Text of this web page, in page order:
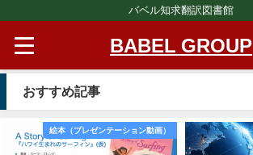
バベル知求翻訳図書館
BABEL GROUP
おすすめ記事
絵本（プレゼンテーション動画）